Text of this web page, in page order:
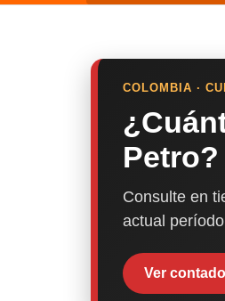
COLOMBIA ·
Petro?
Consulte en
actual
Ver